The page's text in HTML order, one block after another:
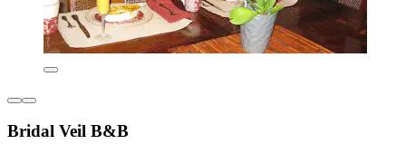
Bridal Veil B&B